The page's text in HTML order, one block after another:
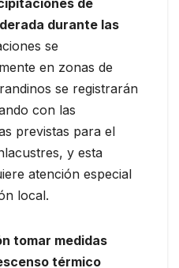
de
durante las
se
en zonas de
se registrarán
con las
previstas para el
y esta
atención especial
local.
tomar medidas
térmico